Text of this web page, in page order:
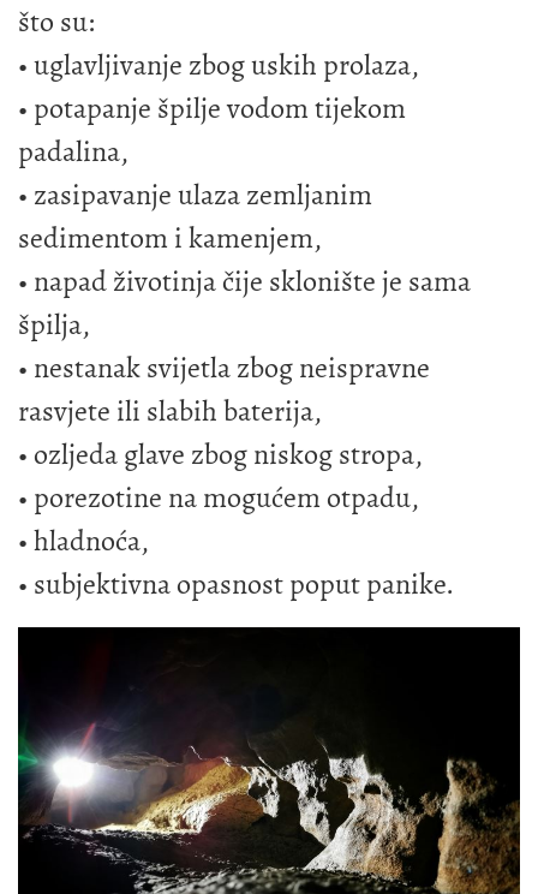
što su:
• uglavljivanje zbog uskih prolaza,
• potapanje špilje vodom tijekom
padalina,
• zasipavanje ulaza zemljanim
sedimentom i kamenjem,
• napad životinja čije sklonište je sama
špilja,
• nestanak svijetla zbog neispravne
rasvjete ili slabih baterija,
• ozljeda glave zbog niskog stropa,
• porezotine na mogućem otpadu,
• hladnoća,
• subjektivna opasnost poput panike.